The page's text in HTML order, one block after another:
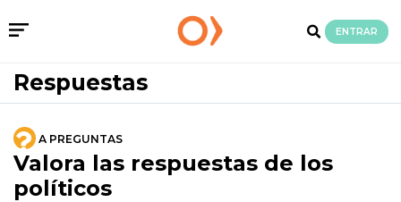
ENTRAR
Respuestas
A PREGUNTAS
Valora las respuestas de los
políticos